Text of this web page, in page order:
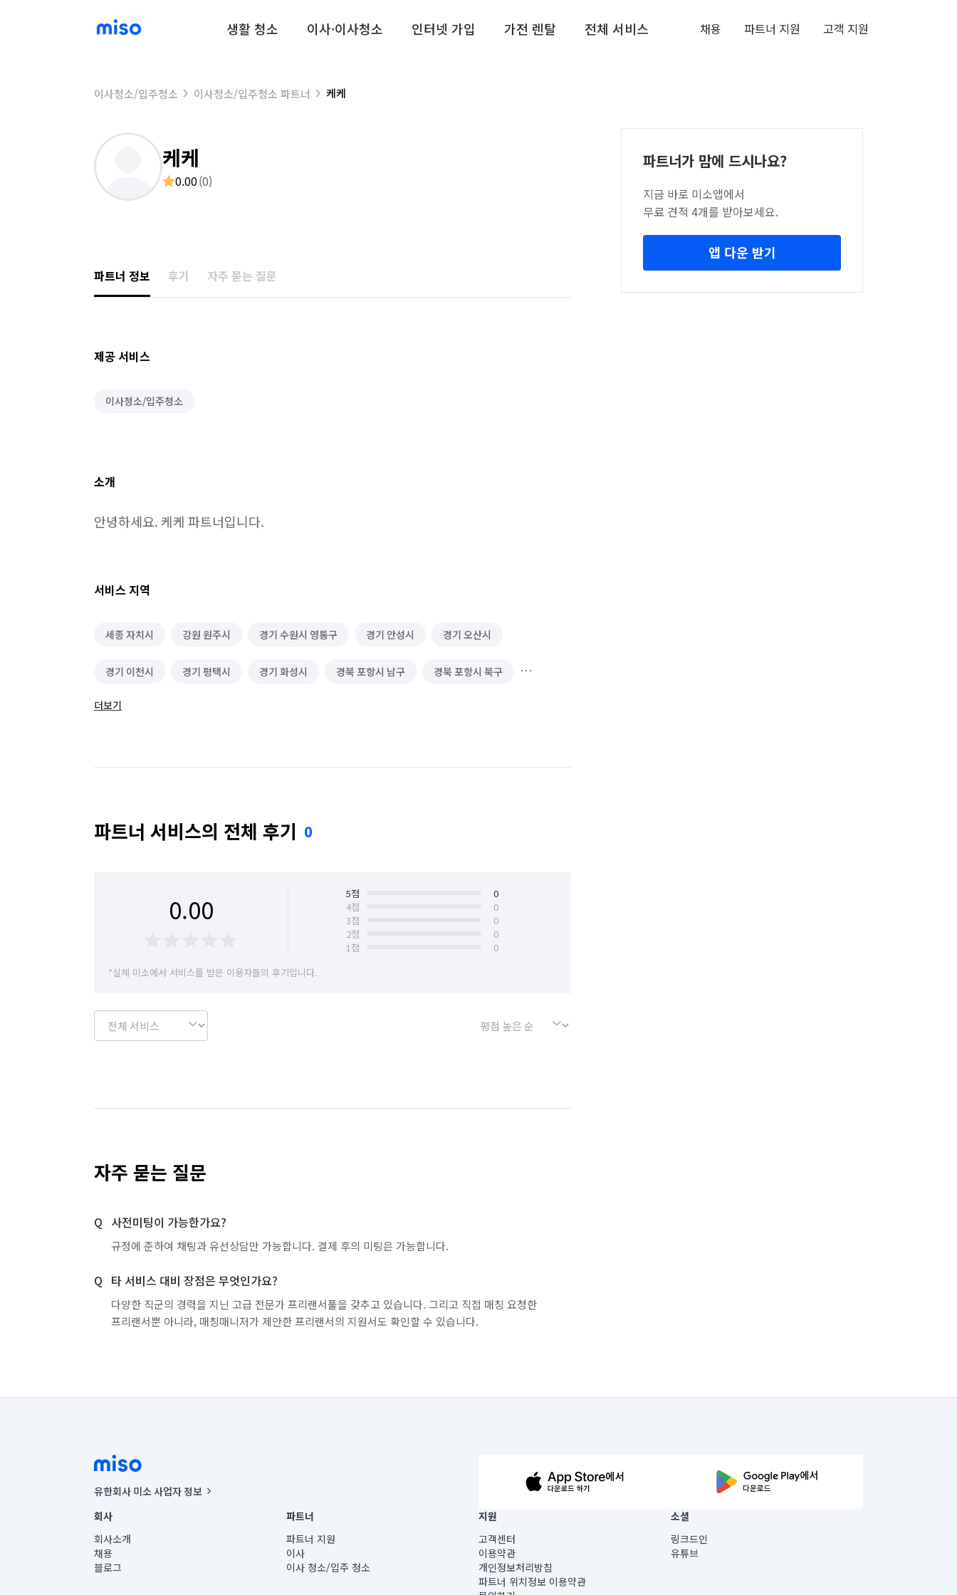
생활 청소 이사·이사청소 인터넷 가입 가전 렌탈 전체 서비스 채용 파트너 지원 고객 지원
이사청소/입주청소 이사청소/입주청소 파트너 케케
케케
0.00(0)
파트너 정보 후기 자주 묻는 질문
제공 서비스
이사청소/입주청소
소개
안녕하세요. 케케 파트너입니다.
서비스 지역
세종 자치시 강원 원주시 경기 수원시 영통구 경기 안성시 경기 오산시
경기 이천시 경기 평택시 경기 화성시 경북 포항시 남구 경북 포항시 북구
대구 달성군
충남 아산시 충남 천안시 동남구 충남 천안시 서북구
더보기
파트너 서비스의 전체 후기 0
0.00 5점
0
4점
0
3점
0
2점
0
1점
0
*실제 미소에서 서비스를 받은 이용자들의 후기입니다.
자주 묻는 질문
사전미팅이 가능한가요?
규정에 준하여 채팅과 유선상담만 가능합니다. 결제 후의 미팅은 가능합니다.
타 서비스 대비 장점은 무엇인가요?
다양한 직군의 경력을 지닌 고급 전문가 프리랜서풀을 갖추고 있습니다. 그리고 직접 매칭 요청한
프리랜서뿐 아니라, 매칭매니저가 제안한 프리랜서의 지원서도 확인할 수 있습니다.
파트너가 맘에 드시나요?
지금 바로 미소앱에서
무료 견적 4개를 받아보세요.
앱 다운 받기
유한회사 미소 사업자 정보
사업자등록번호 : 291-87-00271 | 인허가번호 : 2016-3220163-14-5-00019 |
통신판매신고번호 : 2024-서울종로-1400(공정거래위원회 정보) |
대표이사 : CHING VICTOR COLUMBIA RHEE
주소 | 본사: 서울특별시 종로구 율곡로 6(중학동, 트윈트리빌딩) B동 5층
컨택센터 : 서울특별시 종로구 수송동 율곡로 24, 7층, 8층 미소
회사
회사소개
채용
블로그
파트너
파트너 지원
이사
이사 청소/입주 청소
지원
고객센터
이용약관
개인정보처리방침
파트너 위치정보 이용약관
소셜
링크드인
유튜브